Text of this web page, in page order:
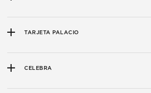
TARJETA PALACIO
CELEBRA